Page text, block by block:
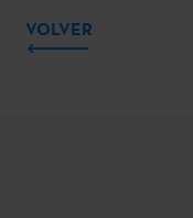
VOLVER